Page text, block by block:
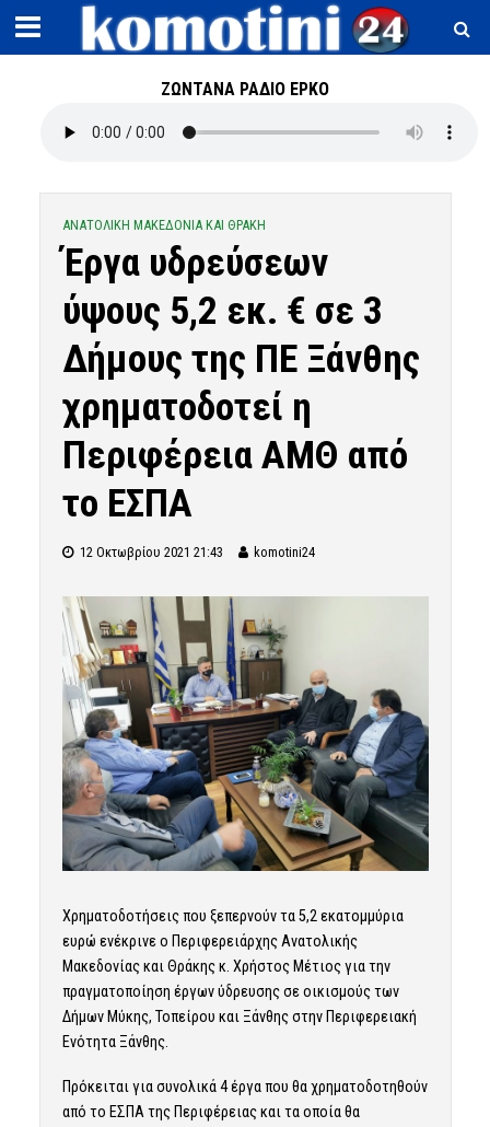
ΖΩΝΤΑΝΑ ΡΑΔΙΟ ΕΡΚΟ
ΑΝΑΤΟΛΙΚΗ ΜΑΚΕΔΟΝΙΑ ΚΑΙ ΘΡΑΚΗ
Έργα υδρεύσεων
ύψους 5,2 εκ. € σε 3
Δήμους της ΠΕ Ξάνθης
χρηματοδοτεί η
Περιφέρεια ΑΜΘ από
το ΕΣΠΑ
12 Οκτωβρίου 2021 21:43 komotini24
Χρηματοδοτήσεις που ξεπερνούν τα 5,2 εκατομμύρια
ευρώ ενέκρινε ο Περιφερειάρχης Ανατολικής
Μακεδονίας και Θράκης κ. Χρήστος Μέτιος για την
πραγματοποίηση έργων ύδρευσης σε οικισμούς των
Δήμων Μύκης, Τοπείρου και Ξάνθης στην Περιφερειακή
Ενότητα Ξάνθης.
Πρόκειται για συνολικά 4 έργα που θα χρηματοδοτηθούν
από το ΕΣΠΑ της Περιφέρειας και τα οποία θα